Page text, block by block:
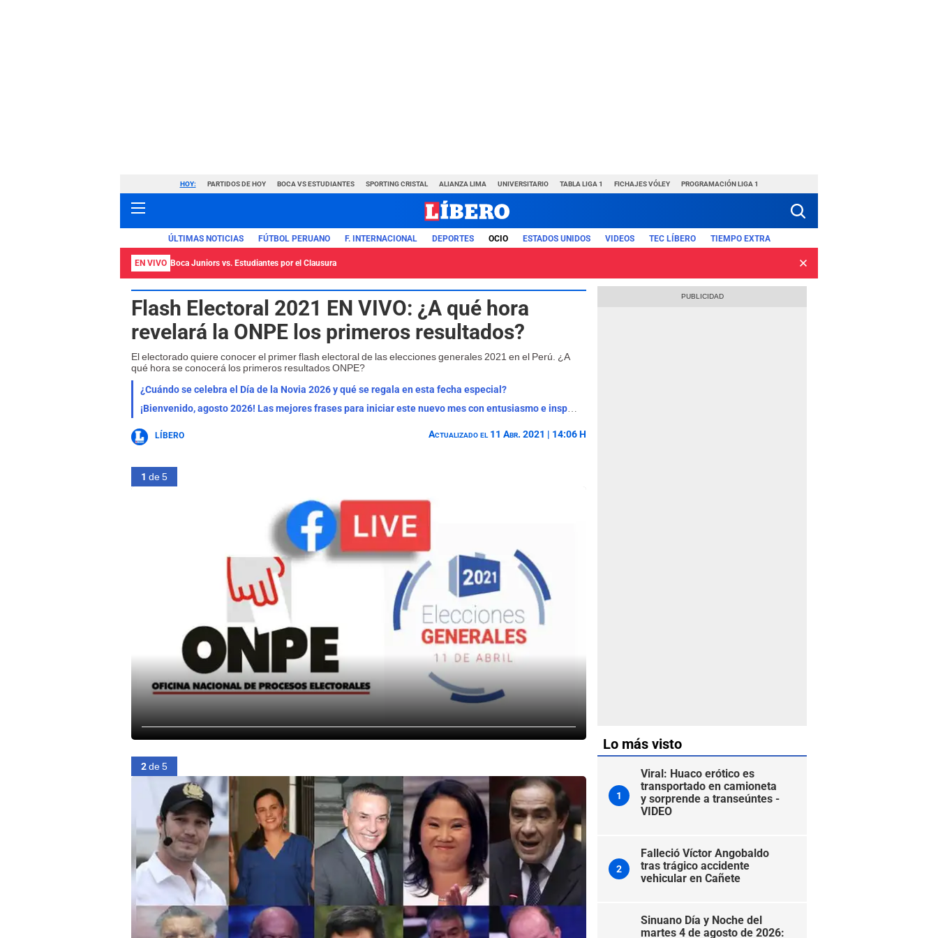
HOY: PARTIDOS DE HOY BOCA VS ESTUDIANTES SPORTING CRISTAL ALIANZA LIMA UNIVERSITARIO TABLA LIGA 1 FICHAJES VÓLEY PROGRAMACIÓN LIGA 1
ÚLTIMAS NOTICIAS FÚTBOL PERUANO F. INTERNACIONAL DEPORTES OCIO ESTADOS UNIDOS VIDEOS TEC LÍBERO TIEMPO EXTRA
EN VIVO Boca Juniors vs. Estudiantes por el Clausura
Flash Electoral 2021 EN VIVO: ¿A qué hora
revelará la ONPE los primeros resultados?
El electorado quiere conocer el primer flash electoral de las elecciones generales 2021 en el Perú. ¿A
qué hora se conocerá los primeros resultados ONPE?
¿Cuándo se celebra el Día de la Novia 2026 y qué se regala en esta fecha especial?
¡Bienvenido, agosto 2026! Las mejores frases para iniciar este nuevo mes con entusiasmo e inspiración
LÍBERO Actualizado el 11 Abr. 2021 | 14:06 H
1 de 5
2de 5
Lo más visto
1
Viral: Huaco erótico es
transportado en camioneta
y sorprende a transeúntes -
VIDEO
2
Falleció Víctor Angobaldo
tras trágico accidente
vehicular en Cañete
Sinuano Día y Noche del
martes 4 de agosto de 2026: